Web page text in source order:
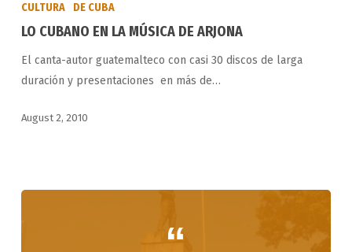
LA
MÚSICA
DE
CULTURA DE CUBA
LO CUBANO EN LA MÚSICA DE ARJONA
El canta-autor guatemalteco con casi 30 discos de larga
duración y presentaciones en más de…
August 2, 2010